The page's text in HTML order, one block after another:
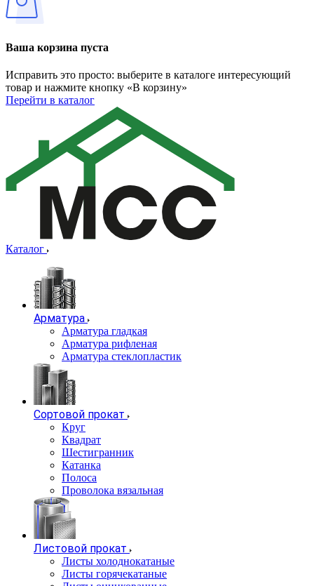
Ваша корзина пуста
Исправить это просто: выберите в каталоге интересующий
товар и нажмите кнопку «В корзину»
Перейти в каталог
Каталог
Арматура
Арматура гладкая
Арматура рифленая
Арматура стеклопластик
Сортовой прокат
Круг
Квадрат
Шестигранник
Катанка
Полоса
Проволока вязальная
Листовой прокат
Листы холоднокатаные
Листы горячекатаные